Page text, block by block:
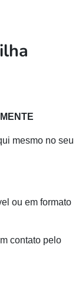
mesmo no seu
ou em formato
contato pelo